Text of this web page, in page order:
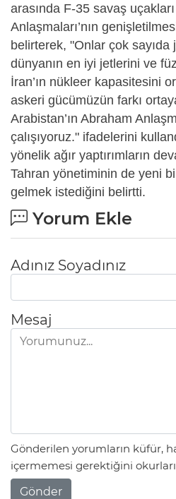
arasında F-35 savaş
Anlaşmaları’nın
belirterek, "Onlar çok sayıda
dünyanın en iyi jetlerini ve
İran’ın nükleer kapasitesini
askeri gücümüzün farkı
Arabistan’ın Abraham
çalışıyoruz." ifadelerini
yönelik ağır yaptırımların
Tahran yönetiminin de yeni
gelmek istediğini belirtti.
Yorum Ekle
Adınız Soyadınız
Mesaj
Gönderilen yorumların küfür,
içermemesi gerektiğini
Gönder